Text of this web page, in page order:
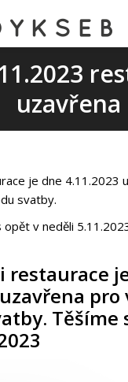
uzavřena
je dne 4.11.2023
svatby.
opět v neděli
restaurace
Těšíme